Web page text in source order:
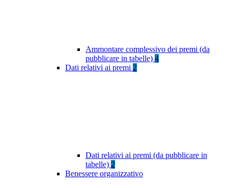
Ammontare complessivo dei premi (da
pubblicare in tabelle) 4
Dati relativi ai premi 2
Dati relativi ai premi (da pubblicare in
tabelle) 2
Benessere organizzativo